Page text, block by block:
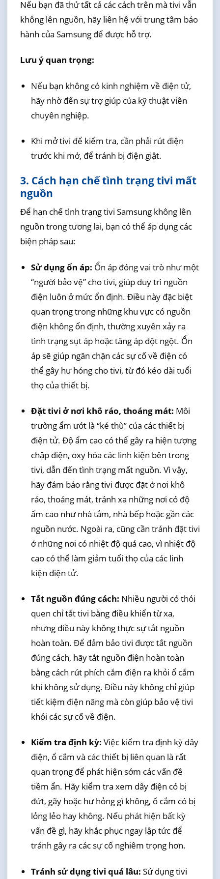
Nếu bạn đã thử tất cả các cách trên mà tivi vẫn
không lên nguồn, hãy liên hệ với trung tâm bảo
hành của Samsung để được hỗ trợ.
Lưu ý quan trọng:
Nếu bạn không có kinh nghiệm về điện tử,
hãy nhờ đến sự trợ giúp của kỹ thuật viên
chuyên nghiệp.
Khi mở tivi để kiểm tra, cần phải rút điện
trước khi mở, để tránh bị điện giật.
3. Cách hạn chế tình trạng tivi mất
nguồn
Để hạn chế tình trạng tivi Samsung không lên
nguồn trong tương lai, bạn có thể áp dụng các
biện pháp sau:
Sử dụng ổn áp: Ổn áp đóng vai trò như một
“người bảo vệ” cho tivi, giúp duy trì nguồn
điện luôn ở mức ổn định. Điều này đặc biệt
quan trọng trong những khu vực có nguồn
điện không ổn định, thường xuyên xảy ra
tình trạng sụt áp hoặc tăng áp đột ngột. Ổn
áp sẽ giúp ngăn chặn các sự cố về điện có
thể gây hư hỏng cho tivi, từ đó kéo dài tuổi
thọ của thiết bị.
Đặt tivi ở nơi khô ráo, thoáng mát: Môi
trường ẩm ướt là “kẻ thù” của các thiết bị
điện tử. Độ ẩm cao có thể gây ra hiện tượng
chập điện, oxy hóa các linh kiện bên trong
tivi, dẫn đến tình trạng mất nguồn. Vì vậy,
hãy đảm bảo rằng tivi được đặt ở nơi khô
ráo, thoáng mát, tránh xa những nơi có độ
ẩm cao như nhà tắm, nhà bếp hoặc gần các
nguồn nước. Ngoài ra, cũng cần tránh đặt tivi
ở những nơi có nhiệt độ quá cao, vì nhiệt độ
cao có thể làm giảm tuổi thọ của các linh
kiện điện tử.
Tắt nguồn đúng cách: Nhiều người có thói
quen chỉ tắt tivi bằng điều khiển từ xa,
nhưng điều này không thực sự tắt nguồn
hoàn toàn. Để đảm bảo tivi được tắt nguồn
đúng cách, hãy tắt nguồn điện hoàn toàn
bằng cách rút phích cắm điện ra khỏi ổ cắm
khi không sử dụng. Điều này không chỉ giúp
tiết kiệm điện năng mà còn giúp bảo vệ tivi
khỏi các sự cố về điện.
Kiểm tra định kỳ: Việc kiểm tra định kỳ dây
điện, ổ cắm và các thiết bị liên quan là rất
quan trọng để phát hiện sớm các vấn đề
tiềm ẩn. Hãy kiểm tra xem dây điện có bị
đứt, gãy hoặc hư hỏng gì không, ổ cắm có bị
lỏng lẻo hay không. Nếu phát hiện bất kỳ
vấn đề gì, hãy khắc phục ngay lập tức để
tránh gây ra các sự cố nghiêm trọng hơn.
Tránh sử dụng tivi quá lâu: Sử dụng tivi